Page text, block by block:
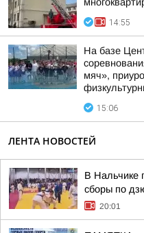
14:55
На базе
мяч»,
15:06
ЛЕНТА НОВОСТЕЙ
В Нальчике
сборы по
20:01